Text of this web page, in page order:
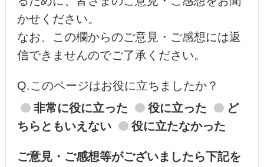
かせください。
なお、この欄からのご意見・ご感想には返
信できませんのでご了承ください。
Q.このページはお役に立ちましたか？
非常に役に立った
役に立った
ど
ちらともいえない
役に立たなかった
ご意見・ご感想等がございましたら下記を